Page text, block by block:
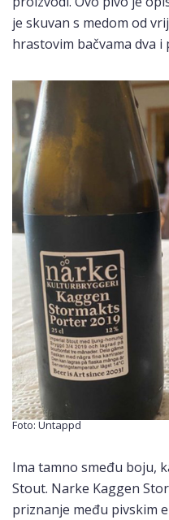
je skuvan s medom od
hrastovim bačvama dva i
Foto: Untappd
Ima tamno smeđu boju,
Stout. Narke Kaggen
priznanje među pivskim